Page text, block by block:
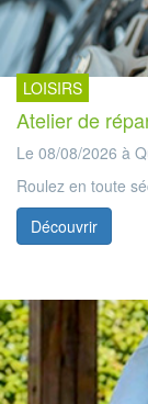
LOISIRS
Atelier de
Le 08/08/2026 à
Roulez en toute
Découvrir